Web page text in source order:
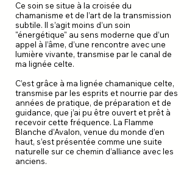
Ce soin se situe à la croisée du
chamanisme et de l’art de la transmission
subtile. Il s’agit moins d’un soin
"énergétique" au sens moderne que d’un
appel à l’âme, d’une rencontre avec une
lumière vivante, transmise par le canal de
ma lignée celte.
C’est grâce à ma lignée chamanique celte,
transmise par les esprits et nourrie par des
années de pratique, de préparation et de
guidance, que j’ai pu être ouvert et prêt à
recevoir cette fréquence. La Flamme
Blanche d’Avalon, venue du monde d’en
haut, s’est présentée comme une suite
naturelle sur ce chemin d’alliance avec les
anciens.